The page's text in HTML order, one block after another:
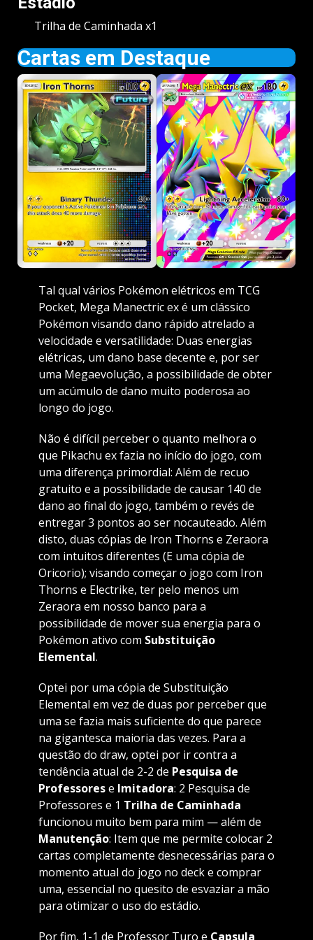
Trilha de Caminhada x1
Cartas em Destaque
Tal qual vários Pokémon elétricos em TCG
Pocket, Mega Manectric ex é um clássico
Pokémon visando dano rápido atrelado a
velocidade e versatilidade: Duas energias
elétricas, um dano base decente e, por ser
uma Megaevolução, a possibilidade de obter
um acúmulo de dano muito poderosa ao
longo do jogo.
Não é difícil perceber o quanto melhora o
que Pikachu ex fazia no início do jogo, com
uma diferença primordial: Além de recuo
gratuito e a possibilidade de causar 140 de
dano ao final do jogo, também o revés de
entregar 3 pontos ao ser nocauteado. Além
disto, duas cópias de Iron Thorns e Zeraora
com intuitos diferentes (E uma cópia de
Oricorio); visando começar o jogo com Iron
Thorns e Electrike, ter pelo menos um
Zeraora em nosso banco para a
possibilidade de mover sua energia para o
Pokémon ativo com Substituição
Elemental.
Optei por uma cópia de Substituição
Elemental em vez de duas por perceber que
uma se fazia mais suficiente do que parece
na gigantesca maioria das vezes. Para a
questão do draw, optei por ir contra a
tendência atual de 2-2 de Pesquisa de
Professorese Imitadora: 2 Pesquisa de
Professores e 1 Trilha de Caminhada
funcionou muito bem para mim — além de
Manutenção: Item que me permite colocar 2
cartas completamente desnecessárias para o
momento atual do jogo no deck e comprar
uma, essencial no quesito de esvaziar a mão
para otimizar o uso do estádio.
Por fim, 1-1 de Professor Turo e Capsula